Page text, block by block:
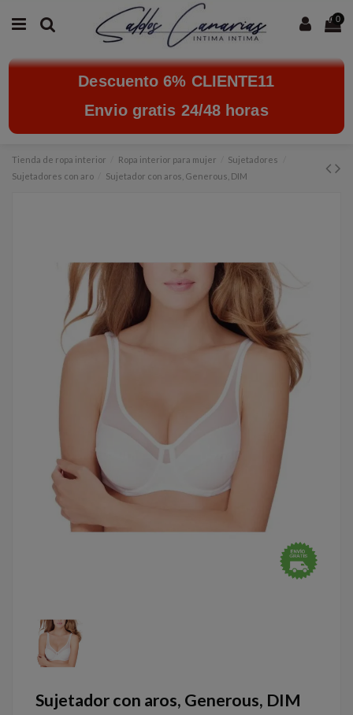
0
Descuento 6% CLIENTE11
Envio gratis 24/48 horas
Tienda de ropa interior Ropa interior para mujer
Sujetadores
Sujetadores con aro
Sujetador con aros, Generous, DIM
Sujetador con aros, Generous, DIM